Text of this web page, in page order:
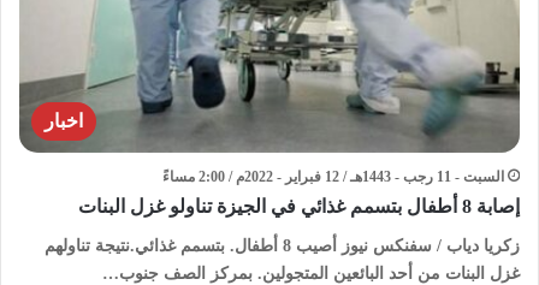
اخبار
السبت - 11 رجب - 1443هـ / 12 فبراير - 2022م / 2:00 مساءً
إصابة 8 أطفال بتسمم غذائي في الجيزة تناولو غزل البنات
زكريا دياب / سفنكس نيوز أصيب 8 أطفال. بتسمم غذائي.نتيجة تناولهم
غزل البنات من أحد البائعين المتجولين. بمركز الصف جنوب…